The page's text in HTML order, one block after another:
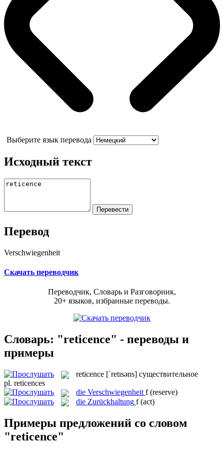
Выберите язык перевода
Исходный текст
Перевод
Verschwiegenheit
Скачать переводчик
Переводчик, Словарь и Разговорник,
20+ языков, избранные переводы.
Словарь: "reticence" - переводы и
примеры
reticence [ˈretɪsəns] существительное
pl. reticences
die Verschwiegenheit f (reserve)
die Zurückhaltung f (act)
Примеры предложений со словом
"reticence"